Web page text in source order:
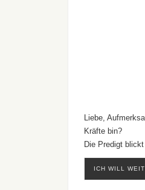
Liebe,
Kräfte bin?
Die Predigt
ICH WILL